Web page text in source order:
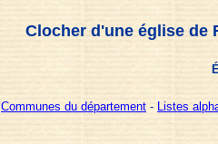
Clocher d'une église de
Communes du département - Listes